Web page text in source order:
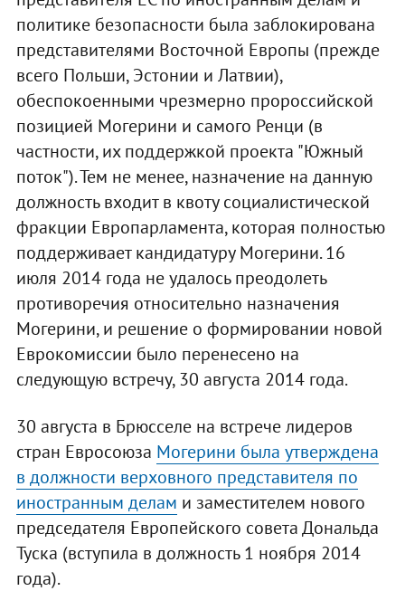
политике безопасности была заблокирована
представителями Восточной Европы (прежде
всего Польши, Эстонии и Латвии),
обеспокоенными чрезмерно пророссийской
позицией Могерини и самого Ренци (в
частности, их поддержкой проекта "Южный
поток"). Тем не менее, назначение на данную
должность входит в квоту социалистической
фракции Европарламента, которая полностью
поддерживает кандидатуру Могерини. 16
июля 2014 года не удалось преодолеть
противоречия относительно назначения
Могерини, и решение о формировании новой
Еврокомиссии было перенесено на
следующую встречу, 30 августа 2014 года.
30 августа в Брюсселе на встрече лидеров
стран Евросоюза Могерини была утверждена
в должности верховного представителя по
иностранным делам и заместителем нового
председателя Европейского совета Дональда
Туска (вступила в должность 1 ноября 2014
года).